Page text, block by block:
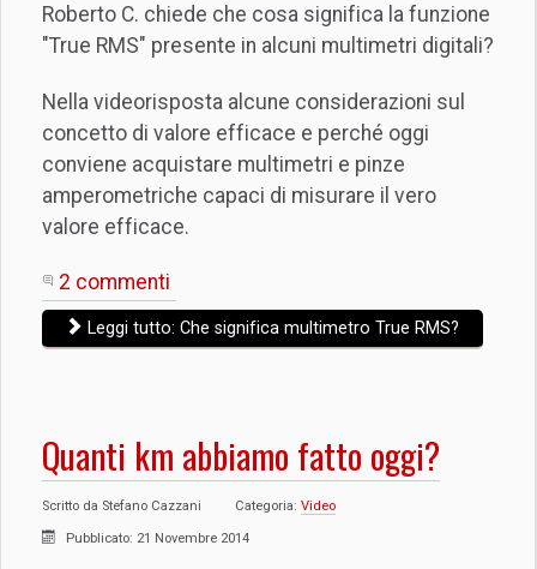
Roberto C. chiede che cosa significa la funzione
"True RMS" presente in alcuni multimetri digitali?
Nella videorisposta alcune considerazioni sul
concetto di valore efficace e perché oggi
conviene acquistare multimetri e pinze
amperometriche capaci di misurare il vero
valore efficace.
2 commenti
Leggi tutto: Che significa multimetro True RMS?
Quanti km abbiamo fatto oggi?
Scritto da Stefano Cazzani Categoria: Video
Pubblicato: 21 Novembre 2014